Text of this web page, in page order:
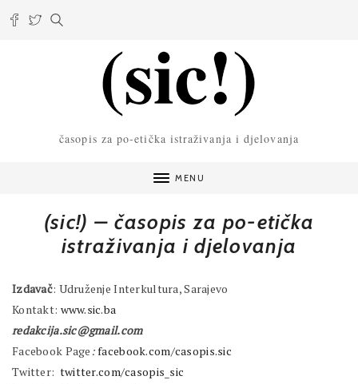
časopis za po-etička istraživanja i djelovanja
MENU
(sic!) –časopis za po-etička
istraživanja i djelovanja
Izdavač: Udruženje Interkultura, Sarajevo
Kontakt: www.sic.ba
redakcija.sic@gmail.com
Facebook Page :facebook.com/casopis.sic
Twitter: twitter.com/casopis_sic